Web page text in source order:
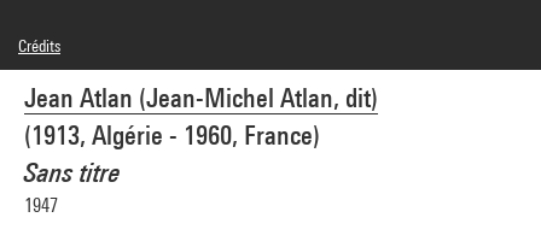
Jean Atlan (Jean-Michel Atlan, dit)
(1913, Algérie - 1960, France)
Sans titre
1947
Crédits
© Adagp, Paris
Crédit photographique : Centre Pompidou, MNAM-CCI/Georges Meguerditchian/Dist.
GrandPalaisRmn
Réf. image : 4N02619
Diffusion image :